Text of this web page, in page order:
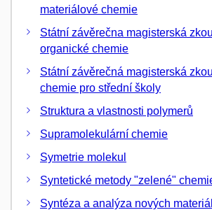
materiálové chemie
Státní závěrečna magisterská
organické chemie
Státní závěrečná magisterská
chemie pro střední školy
Struktura a vlastnosti polymerů
Supramolekulární chemie
Symetrie molekul
Syntetické metody "zelené"
Syntéza a analýza nových